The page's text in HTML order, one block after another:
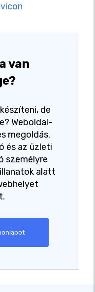
van
de
Weboldal-
megoldás.
és az üzleti
személyre
alatt